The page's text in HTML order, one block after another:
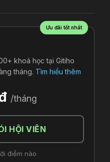
Ưu đãi tốt nhất
khoá học tại Gitiho
tháng. Tìm hiểu thêm
/tháng
HỘI VIÊN
điểm nào